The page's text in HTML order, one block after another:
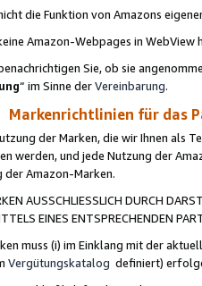
die Funktion von Amazons
Amazon-Webpages in WebView
Sie, ob sie
“ im Sinne derVereinbarung.
Markenrichtlinien für das
der Marken, die wir Ihnen als
werden, und jede Nutzung der
der Amazon-Marken.
AUSSCHLIESSLICH DURCH
EINES ENTSPRECHENDEN
muss (i) im Einklang mit der
Vergütungskatalog definiert)